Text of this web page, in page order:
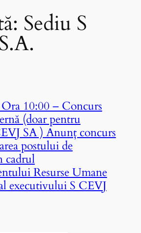
Sediu S
10:00 – Concurs
(doar pentru
SA ) Anunț concurs
postului de
cadrul
Resurse Umane
executivului S CEVJ